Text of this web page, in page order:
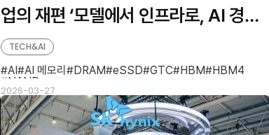
업의 재편 ‘모델에서 인프라로, AI 경쟁
의 변화와 SK하이닉스의 역할’
2026-03-27
TECH&AI
AI AI 메모리 DRAM eSSD GTC HBM HBM4
NAND